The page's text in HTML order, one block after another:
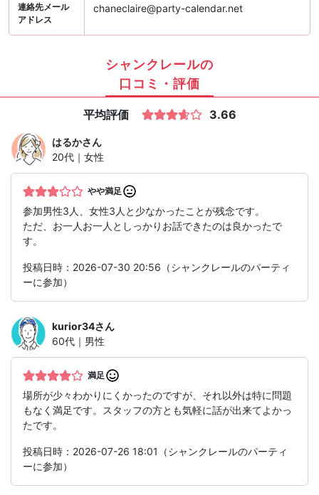
連絡先メール
アドレス
chaneclaire@party-calendar.net
シャンクレールの
口コミ・評価
平均評価 3.66
はるかさん
20代｜女性
やや満足
参加男性3人、女性3人と少なかったことが残念です。
ただ、お一人お一人としっかりお話できたのは良かったで
す。
投稿日時：2026-07-30 20:56（シャンクレールのパーティ
ーに参加）
kurior34さん
60代｜男性
満足
場所が少々わかりにくかったのですが、それ以外は特に問題
もなく満足です。スタッフの方とも気軽に話が出来てよかっ
たです。
投稿日時：2026-07-26 18:01（シャンクレールのパーティ
ーに参加）